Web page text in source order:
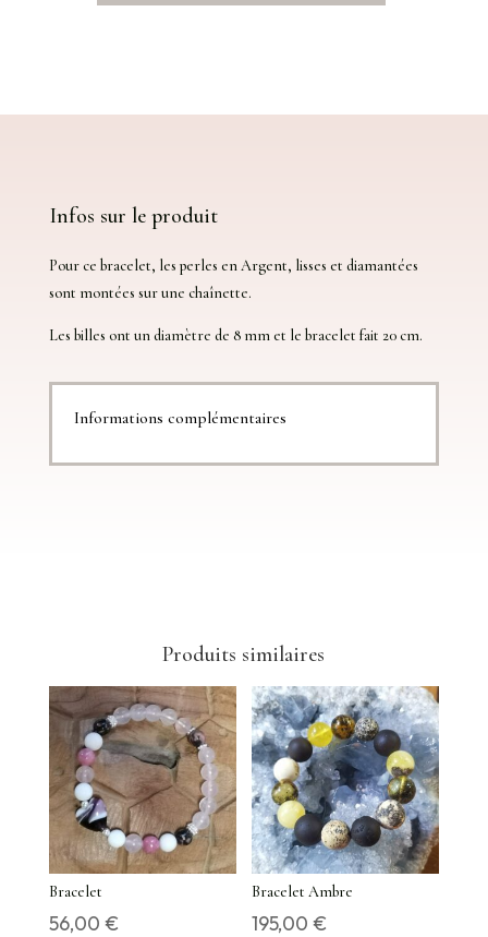
Argent
Infos sur le produit
Pour ce bracelet, les perles en Argent, lisses et diamantées
sont montées sur une chaînette.
Les billes ont un diamètre de 8 mm et le bracelet fait 20 cm.
Informations complémentaires
Produits similaires
Bracelet
56,00 €
Bracelet Ambre
195,00€